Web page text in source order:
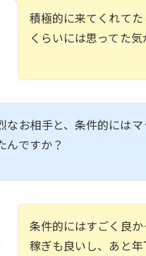
積極的に来てくれてた
くらいには思ってた気
なお相手と、条件的にはマ
んですか？
条件的にはすごく良か
稼ぎも良いし、あと